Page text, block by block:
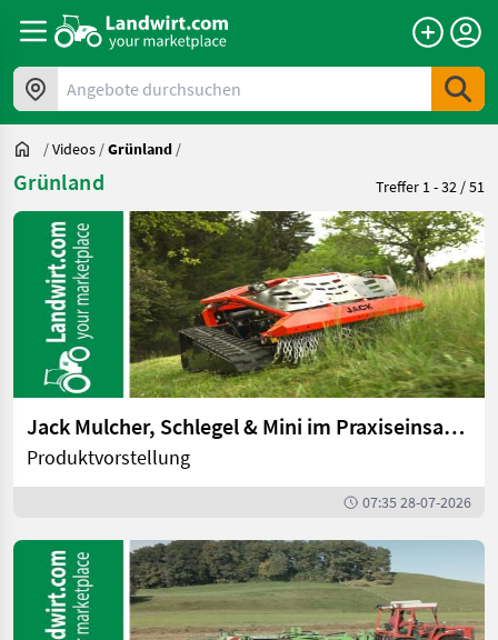
Angebote durchsuchen
/Videos /Grünland /
Grünland Treffer 1 - 32 / 51
Jack Mulcher, Schlegel & Mini im Praxiseinsatz | landwirt.com
Produktvorstellung
07:35 28-07-2026